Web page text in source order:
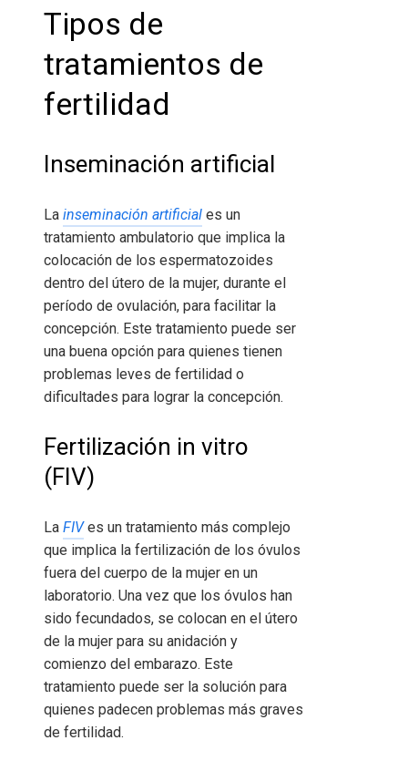
Tipos de
tratamientos de
fertilidad
Inseminación artificial
La inseminación artificial es un
tratamiento ambulatorio que implica la
colocación de los espermatozoides
dentro del útero de la mujer, durante el
período de ovulación, para facilitar la
concepción. Este tratamiento puede ser
una buena opción para quienes tienen
problemas leves de fertilidad o
dificultades para lograr la concepción.
Fertilización in vitro
(FIV)
La FIVes un tratamiento más complejo
que implica la fertilización de los óvulos
fuera del cuerpo de la mujer en un
laboratorio. Una vez que los óvulos han
sido fecundados, se colocan en el útero
de la mujer para su anidación y
comienzo del embarazo. Este
tratamiento puede ser la solución para
quienes padecen problemas más graves
de fertilidad.